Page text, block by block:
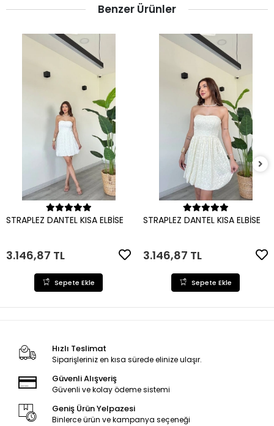
Benzer Ürünler
Sepete Ekle
STRAPLEZ DANTEL KISA ELBİSE
3.146,87 TL
Sepete Ekle
Sepete Ekle
STRAPLEZ DANTEL KISA ELBİSE
3.146,87 TL
Sepete Ekle
Hızlı Teslimat
Siparişleriniz en kısa sürede elinize ulaşır.
Güvenli Alışveriş
Güvenli ve kolay ödeme sistemi
Geniş Ürün Yelpazesi
Binlerce ürün ve kampanya seçeneği